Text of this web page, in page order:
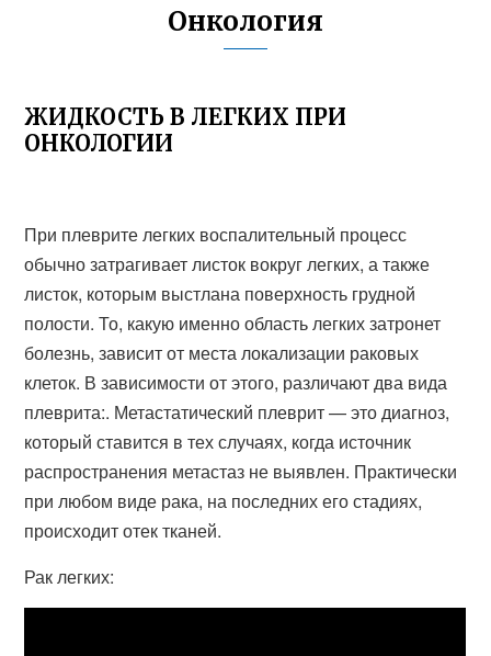
Онкология
ЖИДКОСТЬ В ЛЕГКИХ ПРИ
ОНКОЛОГИИ
При плеврите легких воспалительный процесс
обычно затрагивает листок вокруг легких, а также
листок, которым выстлана поверхность грудной
полости. То, какую именно область легких затронет
болезнь, зависит от места локализации раковых
клеток. В зависимости от этого, различают два вида
плеврита:. Метастатический плеврит — это диагноз,
который ставится в тех случаях, когда источник
распространения метастаз не выявлен. Практически
при любом виде рака, на последних его стадиях,
происходит отек тканей.
Рак легких: